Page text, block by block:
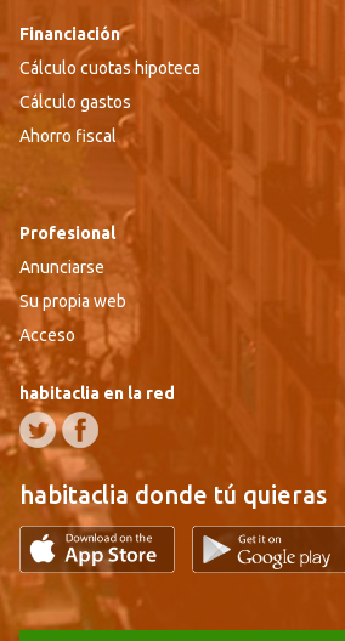
Financiación
Cálculo cuotas hipoteca
Cálculo gastos
Ahorro fiscal
Profesional
Anunciarse
Su propia web
Acceso
habitaclia en la red
habitaclia donde tú quieras